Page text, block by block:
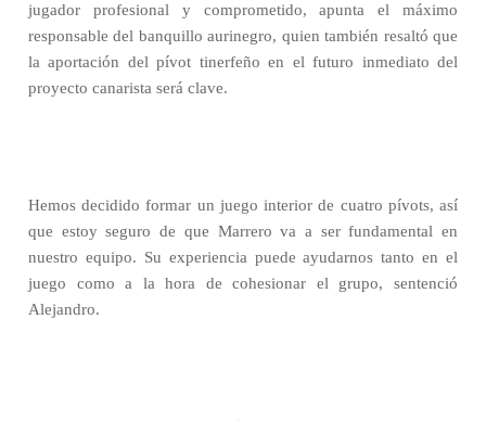
jugador profesional y comprometido, apunta el máximo
responsable del banquillo aurinegro, quien también resaltó que
la aportación del pívot tinerfeño en el futuro inmediato del
proyecto canarista será clave.
Hemos decidido formar un juego interior de cuatro pívots, así
que estoy seguro de que Marrero va a ser fundamental en
nuestro equipo. Su experiencia puede ayudarnos tanto en el
juego como a la hora de cohesionar el grupo, sentenció
Alejandro.